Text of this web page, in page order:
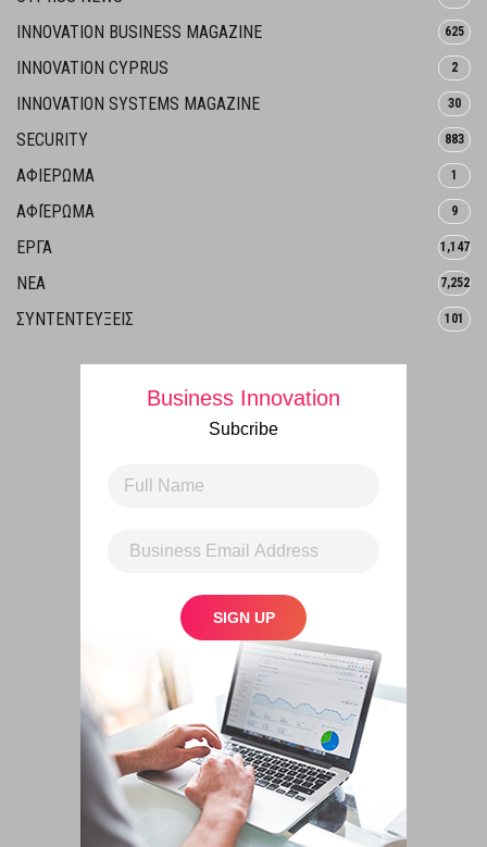
INNOVATION BUSINESS MAGAZINE 625
INNOVATION CYPRUS 2
INNOVATION SYSTEMS MAGAZINE 30
SECURITY 883
ΑΦΙΕΡΩΜΑ 1
ΑΦΙΈΡΩΜΑ 9
ΕΡΓΑ 1,147
ΝΕΑ 7,252
ΣΥΝΤΕΝΤΕΥΞΕΙΣ 101
Business Innovation
Subcribe